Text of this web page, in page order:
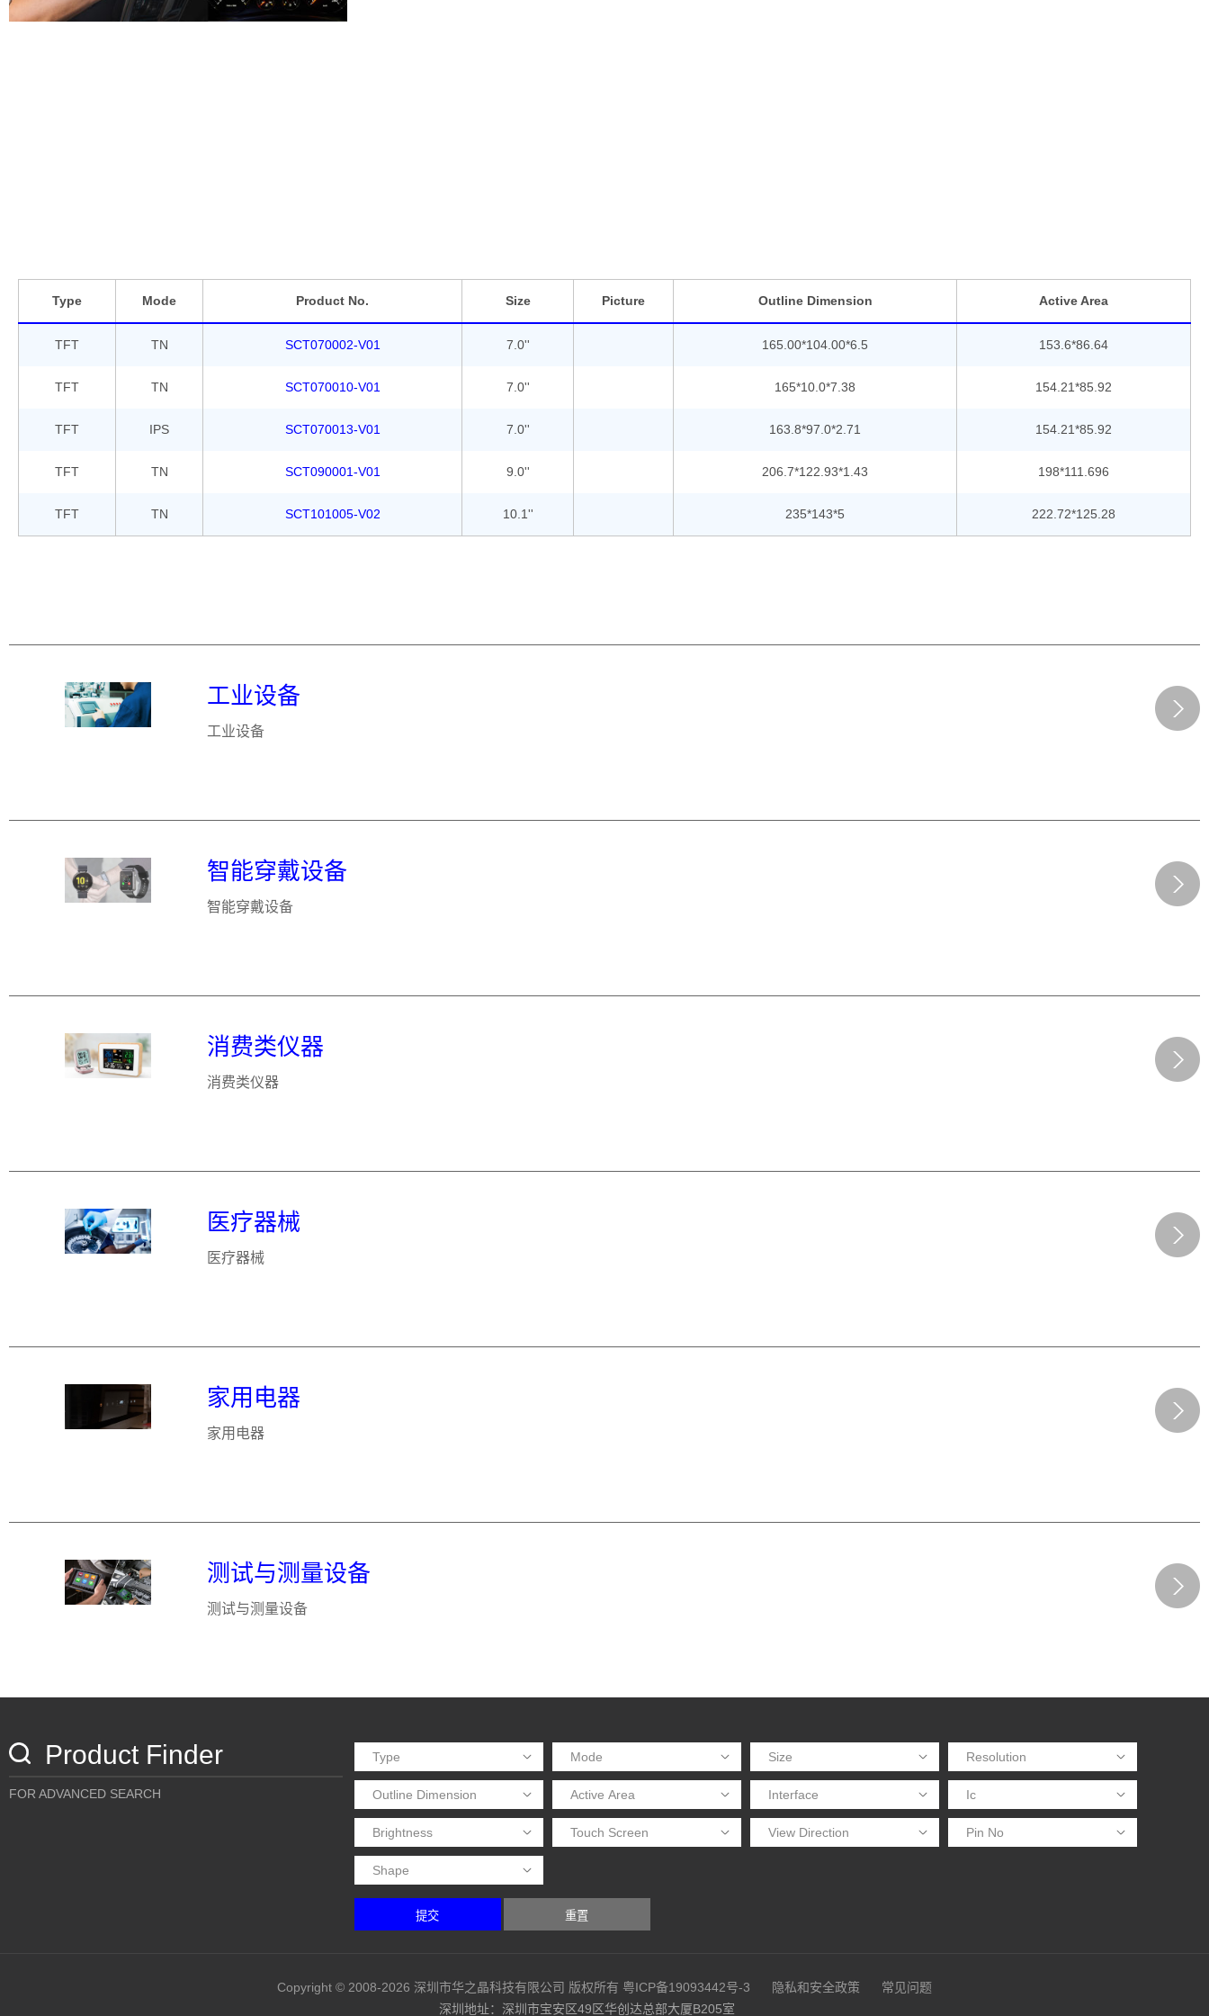
Type Mode Product No. Size Picture Outline Dimension Active Area
TFT TN SCT070002-V01 7.0'' 165.00*104.00*6.5 153.6*86.64
TFT TN SCT070010-V01 7.0'' 165*10.0*7.38 154.21*85.92
TFT IPS SCT070013-V01 7.0'' 163.8*97.0*2.71 154.21*85.92
TFT TN SCT090001-V01 9.0'' 206.7*122.93*1.43 198*111.696
TFT TN SCT101005-V02 10.1'' 235*143*5 222.72*125.28
工业设备
工业设备
智能穿戴设备
智能穿戴设备
消费类仪器
消费类仪器
医疗器械
医疗器械
家用电器
家用电器
测试与测量设备
测试与测量设备
Product Finder
FOR ADVANCED SEARCH
提交 重置
Copyright © 2008-2026 深圳市华之晶科技有限公司 版权所有 粤ICP备19093442号-3 隐私和安全政策
常见问题
深圳地址：深圳市宝安区49区华创达总部大厦B205室